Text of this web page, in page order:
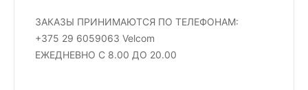
ЗАКАЗЫ ПРИНИМАЮТСЯ ПО ТЕЛЕФОНАМ:
+375 29 6059063 Velcom
ЕЖЕДНЕВНО С 8.00 ДО 20.00